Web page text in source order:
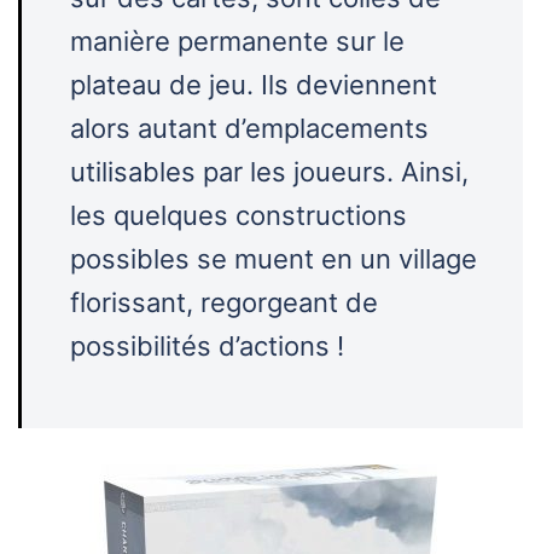
manière permanente sur le
plateau de jeu. Ils deviennent
alors autant d’emplacements
utilisables par les joueurs. Ainsi,
les quelques constructions
possibles se muent en un village
florissant, regorgeant de
possibilités d’actions !